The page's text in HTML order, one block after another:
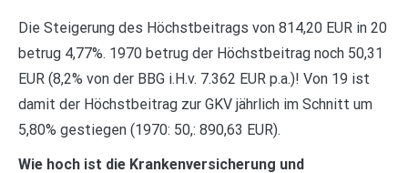
Die Steigerung des Höchstbeitrags von 814,20 EUR in 20
betrug 4,77%. 1970 betrug der Höchstbeitrag noch 50,31
EUR (8,2% von der BBG i.H.v. 7.362 EUR p.a.)! Von 19 ist
damit der Höchstbeitrag zur GKV jährlich im Schnitt um
5,80% gestiegen (1970: 50,: 890,63 EUR).
Wie hoch ist die Krankenversicherung und